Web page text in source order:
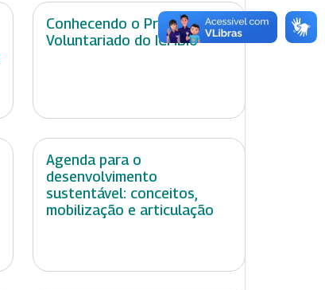
Conhecendo o Programa de
Voluntariado do ICMBio
Agenda para o
desenvolvimento
sustentável: conceitos,
mobilização e articulação